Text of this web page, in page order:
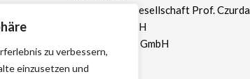
zu verbessern,
einzusetzen und
ICP Ingenieurgesellschaft Prof. Czurda
und Partner mbH
ICP Ingenieure GmbH